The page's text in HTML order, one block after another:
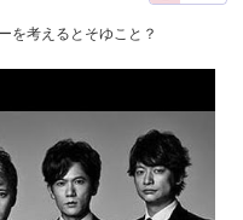
を考えるとそゆこと？